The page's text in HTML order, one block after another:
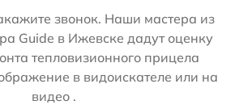
звонок. Наши мастера из
Guide в Ижевске дадут оценку
тепловизионного прицела
в видоискателе или на
видео .